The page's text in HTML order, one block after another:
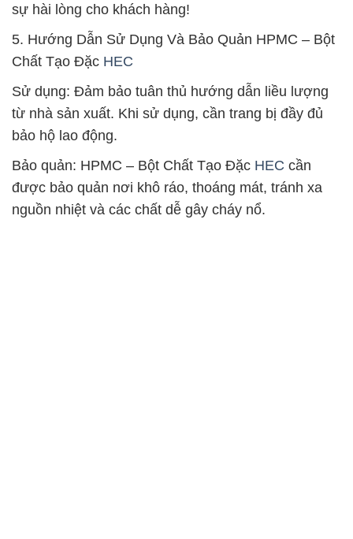
sự hài lòng cho khách hàng!
5. Hướng Dẫn Sử Dụng Và Bảo Quản HPMC – Bột
Chất Tạo Đặc HEC
Sử dụng: Đảm bảo tuân thủ hướng dẫn liều lượng
từ nhà sản xuất. Khi sử dụng, cần trang bị đầy đủ
bảo hộ lao động.
Bảo quản: HPMC – Bột Chất Tạo Đặc HEC cần
được bảo quản nơi khô ráo, thoáng mát, tránh xa
nguồn nhiệt và các chất dễ gây cháy nổ.